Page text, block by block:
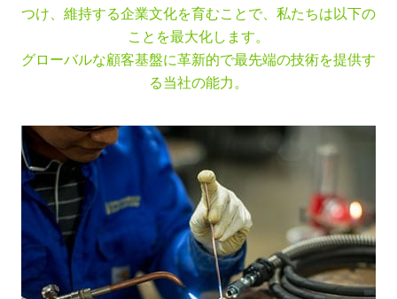
つけ、維持する企業文化を育むことで、私たちは以下の
ことを最大化します。
グローバルな顧客基盤に革新的で最先端の技術を提供す
る当社の能力。